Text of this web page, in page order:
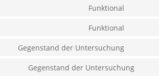
Funktional
Funktional
cerber-
Gegenstand der Untersuchung
to
Gegenstand der Untersuchung